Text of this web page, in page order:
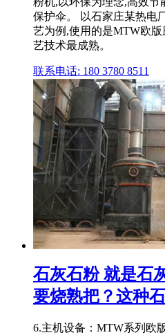
保护伞。 以石家庄某热
艺为例,使用的是MTW欧
艺技术最成熟。
联系电话: 180 3780 8511
石灰石粉 就是石
要烧熟把？这种
6.主机设备：MTW系列欧